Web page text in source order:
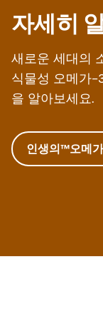
자세히
새로운 세대의
식물성 오메가-
을 알아보세요.
인생의™오메